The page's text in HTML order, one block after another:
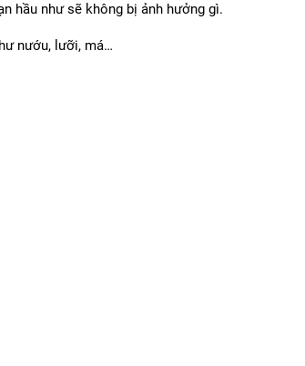
hầu như sẽ không bị ảnh hưởng gì.
nướu, lưỡi, má…